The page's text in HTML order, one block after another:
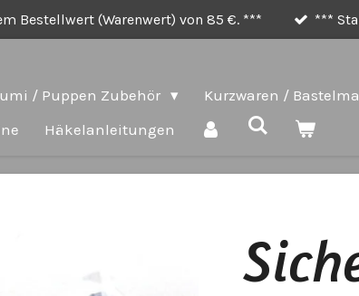
Bestellwert (Warenwert) von 85 €. *** ***
/ Puppen Zubehör Kurzwaren /
Häkelanleitungen